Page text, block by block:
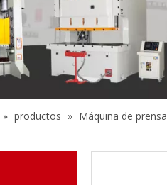
» productos » Máquina de prensa